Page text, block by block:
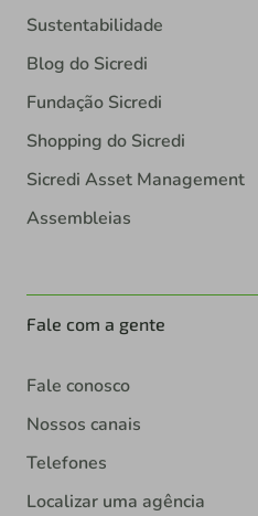
Sustentabilidade
Blog do Sicredi
Fundação Sicredi
Shopping do Sicredi
Sicredi Asset Management
Assembleias
Fale com a gente
Fale conosco
Nossos canais
Telefones
Localizar uma agência